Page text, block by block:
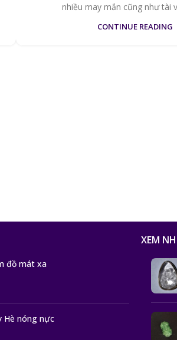
nhiều may mắn cũng như tài
CONTINUE READING
đồ mát xa
Hè nóng nực
XEM